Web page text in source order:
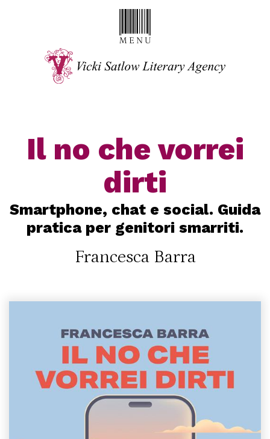
Il no che vorrei
dirti
Smartphone, chat e social. Guida
pratica per genitori smarriti.
Francesca Barra